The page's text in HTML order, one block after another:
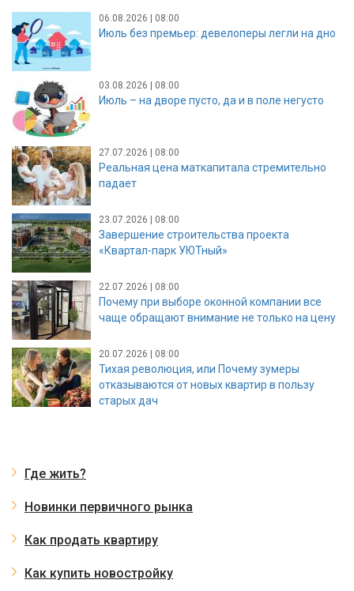
06.08.2026 | 08:00
Июль без премьер: девелоперы легли на дно
03.08.2026 | 08:00
Июль – на дворе пусто, да и в поле негусто
27.07.2026 | 08:00
Реальная цена маткапитала стремительно
падает
23.07.2026 | 08:00
Завершение строительства проекта
«Квартал-парк УЮТный»
22.07.2026 | 08:00
Почему при выборе оконной компании все
чаще обращают внимание не только на цену
20.07.2026 | 08:00
Тихая революция, или Почему зумеры
отказываются от новых квартир в пользу
старых дач
Где жить?
Новинки первичного рынка
Как продать квартиру
Как купить новостройку